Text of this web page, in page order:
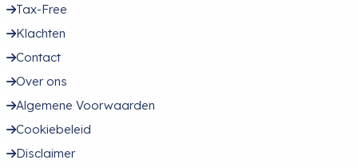
Tax-Free
Klachten
Contact
Over ons
Algemene Voorwaarden
Cookiebeleid
Disclaimer